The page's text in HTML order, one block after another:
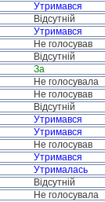
Утримався
Відсутній
Утримався
Не голосував
Відсутній
За
Не голосувала
Не голосував
Відсутній
Утримався
Утримався
Не голосував
Утримався
Утрималась
Відсутній
Не голосувала